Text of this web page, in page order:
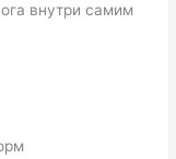
внутри самим